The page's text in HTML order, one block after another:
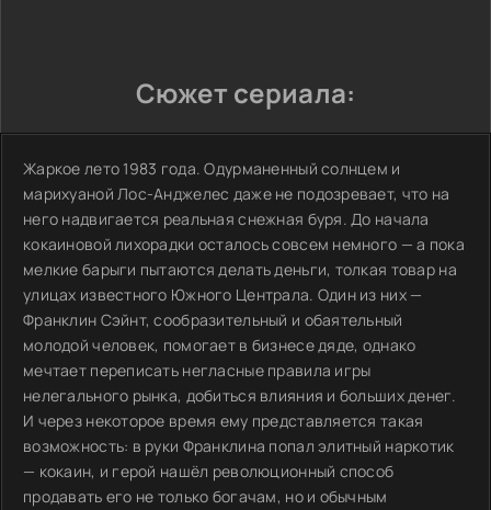
Сюжет сериала:
Жаркое лето 1983 года. Одурманенный солнцем и
марихуаной Лос-Анджелес даже не подозревает, что на
него надвигается реальная снежная буря. До начала
кокаиновой лихорадки осталось совсем немного — а пока
мелкие барыги пытаются делать деньги, толкая товар на
улицах известного Южного Централа. Один из них —
Франклин Сэйнт, сообразительный и обаятельный
молодой человек, помогает в бизнесе дяде, однако
мечтает переписать негласные правила игры
нелегального рынка, добиться влияния и больших денег.
И через некоторое время ему представляется такая
возможность: в руки Франклина попал элитный наркотик
— кокаин, и герой нашёл революционный способ
продавать его не только богачам, но и обычным